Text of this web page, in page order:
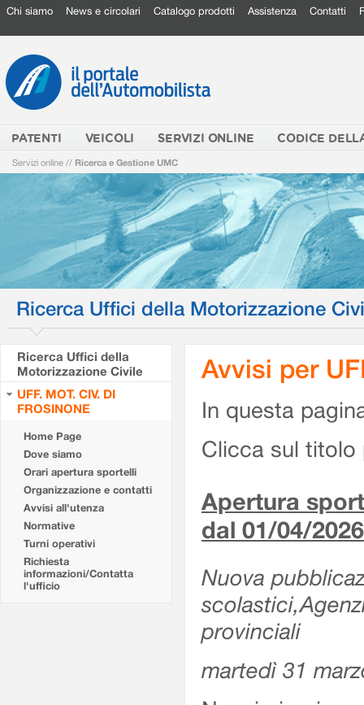
Chi siamo News e circolari Catalogo prodotti Assistenza Contatti
PATENTI VEICOLI SERVIZI ONLINE CODICE
Servizi online // Ricerca e Gestione UMC
Ricerca Uffici della Motorizzazione
Ricerca Uffici della
Motorizzazione Civile
UFF. MOT. CIV. DI
FROSINONE
Home Page
Dove siamo
Orari apertura sportelli
Organizzazione e contatti
Avvisi all'utenza
Normative
Turni operativi
Richiesta
informazioni/Contatta
l'ufficio
Avvisi per
In questa
Clicca sul titolo
Apertura
dal 01/04/2026
Nuova
provinciali
martedì 31